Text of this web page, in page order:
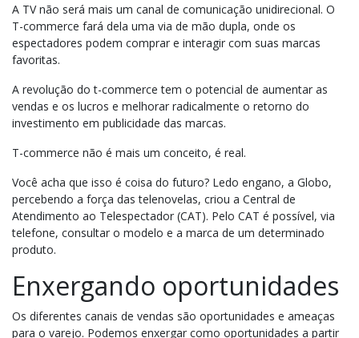
A TV não será mais um canal de comunicação unidirecional. O
T-commerce fará dela uma via de mão dupla, onde os
espectadores podem comprar e interagir com suas marcas
favoritas.
A revolução do t-commerce tem o potencial de aumentar as
vendas e os lucros e melhorar radicalmente o retorno do
investimento em publicidade das marcas.
T-commerce não é mais um conceito, é real.
Você acha que isso é coisa do futuro? Ledo engano, a Globo,
percebendo a força das telenovelas, criou a Central de
Atendimento ao Telespectador (CAT). Pelo CAT é possível, via
telefone, consultar o modelo e a marca de um determinado
produto.
Enxergando oportunidades
Os diferentes canais de vendas são oportunidades e ameaças
para o varejo. Podemos enxergar como oportunidades a partir